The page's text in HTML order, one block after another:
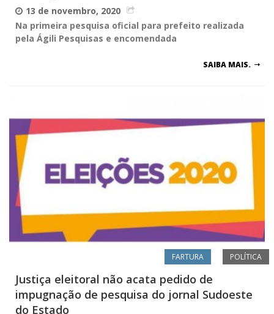
13 de novembro, 2020
Na primeira pesquisa oficial para prefeito realizada
pela Ágili Pesquisas e encomendada
SAIBA MAIS.
FARTURA POLÍTICA
Justiça eleitoral não acata pedido de
impugnação de pesquisa do jornal Sudoeste
do Estado